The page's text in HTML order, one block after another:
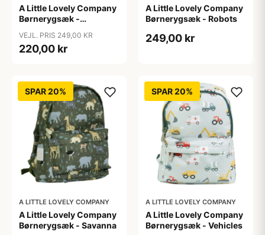
A Little Lovely Company
Børnerygsæk -
VEJL. PRIS 249,00 KR
220,00 kr
A Little Lovely Company
Børnerygsæk - Robots
249,00 kr
SPAR 20%
A LITTLE LOVELY COMPANY
A Little Lovely Company
Børnerygsæk - Savanna
SPAR 20%
A LITTLE LOVELY COMPANY
A Little Lovely Company
Børnerygsæk - Vehicles